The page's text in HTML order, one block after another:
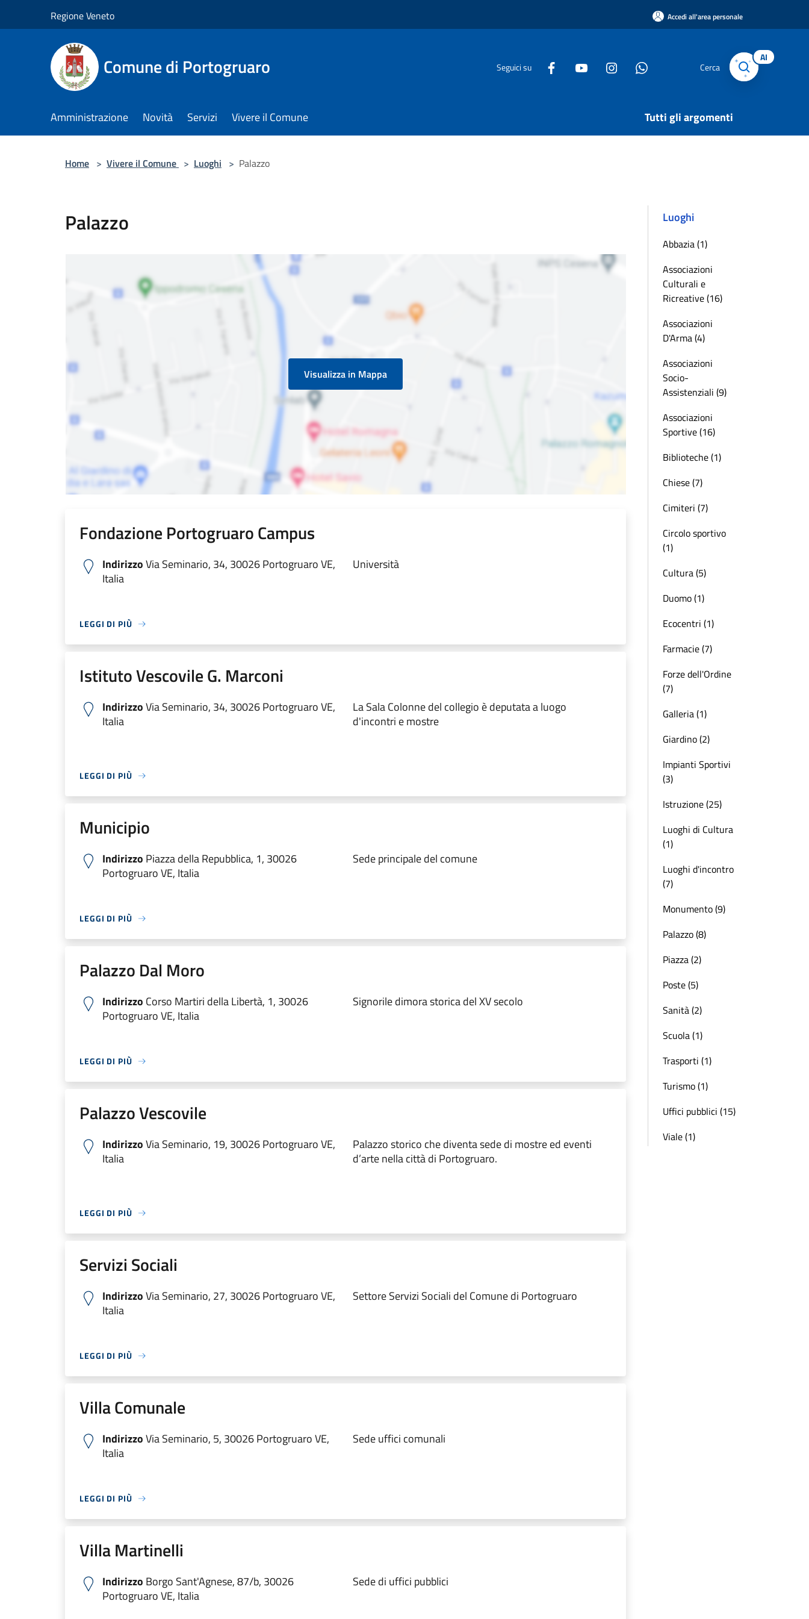
Regione Veneto Accedi all'area personale
Comune di Portogruaro Seguici su Cerca
AI
Amministrazione Novità Servizi Vivere il Comune Tutti gli argomenti
Home > Vivere il Comune > Luoghi > Palazzo
Palazzo
Visualizza in Mappa
Fondazione Portogruaro Campus
IndirizzoVia Seminario, 34, 30026 Portogruaro VE,
Italia
Università
LEGGI DI PIÙ
Istituto Vescovile G. Marconi
IndirizzoVia Seminario, 34, 30026 Portogruaro VE,
Italia
La Sala Colonne del collegio è deputata a luogo
d'incontri e mostre
LEGGI DI PIÙ
Municipio
Indirizzo Piazza della Repubblica, 1, 30026
Portogruaro VE, Italia
Sede principale del comune
LEGGI DI PIÙ
Palazzo Dal Moro
Indirizzo Corso Martiri della Libertà, 1, 30026
Portogruaro VE, Italia
Signorile dimora storica del XV secolo
LEGGI DI PIÙ
Palazzo Vescovile
IndirizzoVia Seminario, 19, 30026 Portogruaro VE,
Italia
Palazzo storico che diventa sede di mostre ed eventi
d’arte nella città di Portogruaro.
LEGGI DI PIÙ
Servizi Sociali
IndirizzoVia Seminario, 27, 30026 Portogruaro VE,
Italia
Settore Servizi Sociali del Comune di Portogruaro
LEGGI DI PIÙ
Villa Comunale
IndirizzoVia Seminario, 5, 30026 Portogruaro VE,
Italia
Sede uffici comunali
LEGGI DI PIÙ
Villa Martinelli
Indirizzo Borgo Sant'Agnese, 87/b, 30026
Portogruaro VE, Italia
Sede di uffici pubblici
Luoghi
Abbazia (1)
Associazioni
Culturali e
Ricreative (16)
Associazioni
D'Arma (4)
Associazioni
Socio-
Assistenziali (9)
Associazioni
Sportive (16)
Biblioteche (1)
Chiese (7)
Cimiteri (7)
Circolo sportivo
(1)
Cultura (5)
Duomo (1)
Ecocentri (1)
Farmacie (7)
Forze dell'Ordine
(7)
Galleria (1)
Giardino (2)
Impianti Sportivi
(3)
Istruzione (25)
Luoghi di Cultura
(1)
Luoghi d'incontro
(7)
Monumento (9)
Palazzo (8)
Piazza (2)
Poste (5)
Sanità (2)
Scuola (1)
Trasporti (1)
Turismo (1)
Uffici pubblici (15)
Viale (1)